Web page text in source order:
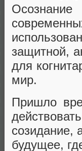
защитной,
для
мир.
Пришло
созидание,
будущее,